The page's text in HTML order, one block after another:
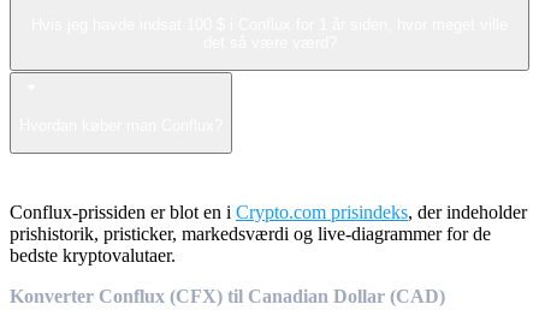
Conflux-prissiden er blot en i Crypto.com prisindeks, der indeholder
prishistorik, pristicker, markedsværdi og live-diagrammer for de
bedste kryptovalutaer.
Konverter Conflux (CFX) til Canadian Dollar (CAD)